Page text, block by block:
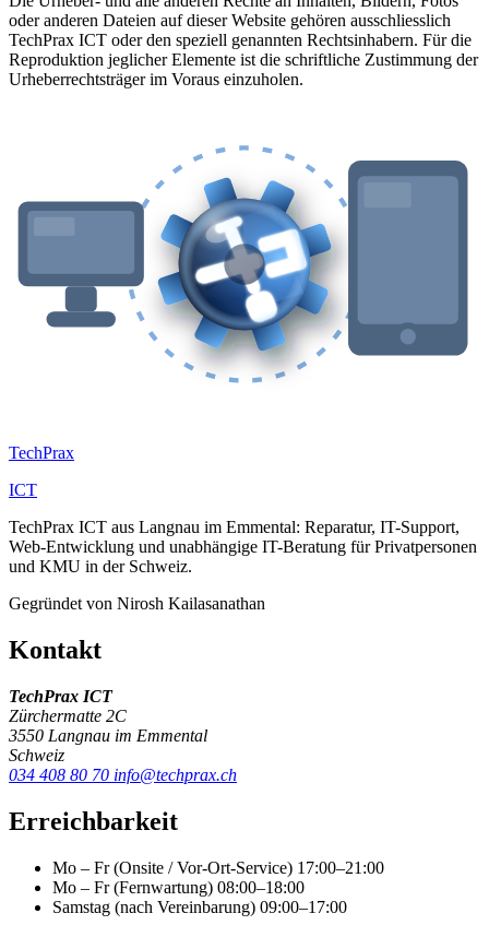
oder anderen Dateien auf dieser Website gehören ausschliesslich
TechPrax ICT oder den speziell genannten Rechtsinhabern. Für die
Reproduktion jeglicher Elemente ist die schriftliche Zustimmung der
Urheberrechtsträger im Voraus einzuholen.
TechPrax
ICT
TechPrax ICT aus Langnau im Emmental: Reparatur, IT-Support,
Web-Entwicklung und unabhängige IT-Beratung für Privatpersonen
und KMU in der Schweiz.
Gegründet von Nirosh Kailasanathan
Kontakt
TechPrax ICT
Zürchermatte 2C
3550 Langnau im Emmental
Schweiz
034 408 80 70 info@techprax.ch
Erreichbarkeit
Mo – Fr (Onsite / Vor-Ort-Service) 17:00–21:00
Mo – Fr (Fernwartung) 08:00–18:00
Samstag (nach Vereinbarung) 09:00–17:00